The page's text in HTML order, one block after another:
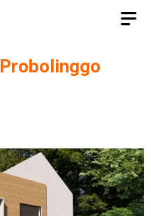
Probolinggo